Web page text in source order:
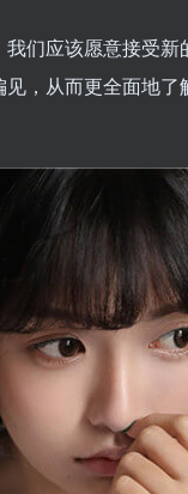
们应该愿意接受
，从而更全面地